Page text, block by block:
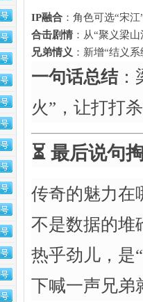
IP融合 ：角色可选“宋
合击剧情 ：从“聚义梁
兄弟情义 ：新增“结义
一句话总结：
火”，让打打
⏳ ​最后说句
传奇的魅力在
不是数据的堆
热乎劲儿，是
下喊一声兄弟